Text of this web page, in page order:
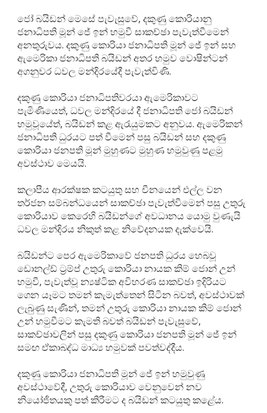
ජෝ බයිඩන් මෙසේ පැවැසුවේ, දකුණු කොරියානු
ජනාධිපති මූන් ජේ ඉන් හමුවී සාකච්ඡා පැවැත්වීමෙන්
අනතුරුවය. දකුණු කොරියා ජනාධිපති මූන් ජේ ඉන් සහ
ඇමෙරිකා ජනාධිපති බයිඩන් අතර හමුව වොෂින්ටන්
අගනුවර ධවල මන්දිරයේදී පැවැත්විණි.
දකුණු කොරියා ජනාධිපතිවරයා ඇමෙරිකාවට
පැමිණියෙත්,‍ ධවල මන්දිරයේ දී ජනාධිපති ජෝ බයිඩන්
හමුවූයේත්, බයිඩන් කළ ඇරැයුමකට අනුවය. ඇමෙරිකන්
ජනාධිපති ධුරයට පත් වීමෙන් පසු බයිඩන් සහ දකුණු
කොරියා ජනපති මූන් මුහුණට මුහුණ හමුවුණු පළමු
අවස්ථාව මෙයයි.
කලාපීය ආරක්ෂක කටයුතු සහ චීනයෙන් එල්ල වන
තර්ජන සම්බන්ධයෙන් සාකච්ඡා පැවැත්වීමෙන් පසු උතුරු
කොරියාව කෙරෙහි බයිඩන්ගේ අවධානය යොමු වුණැයි
ධවල මන්දිරය නිකුත් කළ නිවේදනයක දැක්වෙයි.
බයිඩන්ට පෙර ඇමෙරිකාවේ ජනපති ධුරය හෙබවූ
ඩොනල්ඩ් ට්‍රම්ප් උතුරු කොරියා නායක කිම් ජොන් උන්
හමුවී, පැවැත්වූ න්‍යෂ්ටික අවිහරණ සාකච්ඡා ඉදිරියට
ගෙන යෑමට තමන් කැමැත්තෙන් සිටින බවත්, අවස්ථාවක්
ලැබුණු සැණින්, තමන් උතුරු කොරියා නායක කිම් ජොන්
උන් හමුවීමට කැමති බවත් බයිඩන් පැවැසුවේ,
සාකච්ඡාවලින් පසු දකුණු කොරියා ජනපති මූන් ජේ ඉන්
සමඟ ඒකාබද්ධ මාධ්‍ය හමුවක් පවත්වද්දීය.
දකුණු කොරියා ජනාධිපති මූන් ජේ ඉන් හමුවුණු
අවස්ථාවේදී, උතුරු කොරියාව වෙනුවෙන් නව
නියෝජිතයකු පත් කිරීමට ද බයිඩන් කටයුතු කළේය.